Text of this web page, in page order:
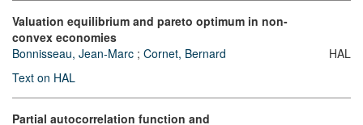
Valuation equilibrium and pareto optimum in non-
convex economies
Bonnisseau, Jean-Marc ; Cornet, Bernard
Text on HAL
HAL
Partial autocorrelation function and